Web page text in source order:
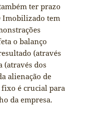
ter prazo
Imobilizado tem
o balanço
(através
(através dos
alienação de
fixo é crucial para
da empresa.